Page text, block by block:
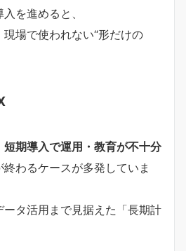
を進めると、
場で使われない“形だけの
短期導入で運用・教育が不十分
わるケースが多発していま
タ活用まで見据えた「長期計